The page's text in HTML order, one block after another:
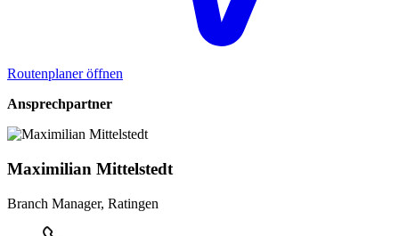
Routenplaner öffnen
Ansprechpartner
Maximilian Mittelstedt
Branch Manager, Ratingen